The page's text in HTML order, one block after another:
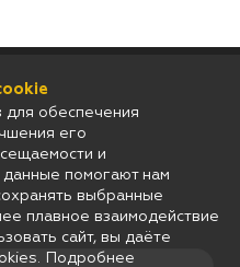
для обеспечения
его
и
данные помогают нам
выбранные
плавное взаимодействие
сайт, вы даёте
Подробнее